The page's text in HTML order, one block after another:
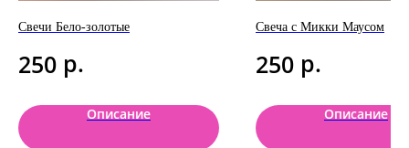
Свечи Бело-золотые
250 р.
Описание
Свеча с Микки Маусом
250 р.
Описание